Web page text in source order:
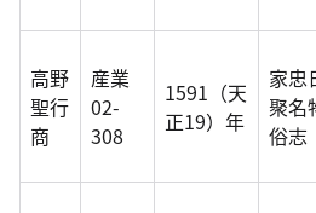
高野
聖行
商
産業
02-
308
1591（天
正19）年
家忠
聚名
俗志